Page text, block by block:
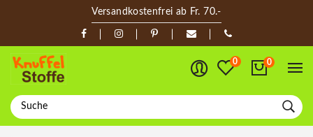
Versandkostenfrei ab Fr. 70.-
0 0